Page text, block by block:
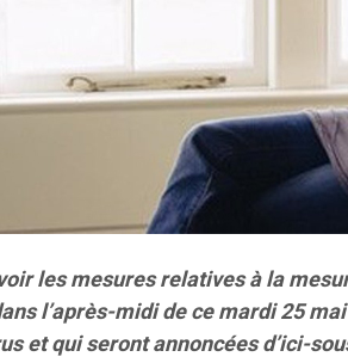
les mesures relatives à la
l’après-midi de ce mardi 25
et qui seront annoncées d’ici-